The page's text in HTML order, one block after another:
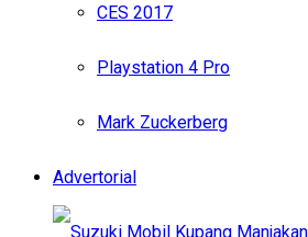
CES 2017
Playstation 4 Pro
Mark Zuckerberg
Advertorial